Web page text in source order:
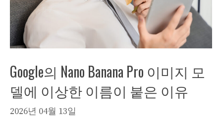
Google의 Nano Banana Pro 이미지 모
델에 이상한 이름이 붙은 이유
2026년 04월 13일